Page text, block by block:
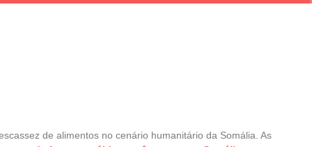
de alimentos no cenário humanitário da Somália. As